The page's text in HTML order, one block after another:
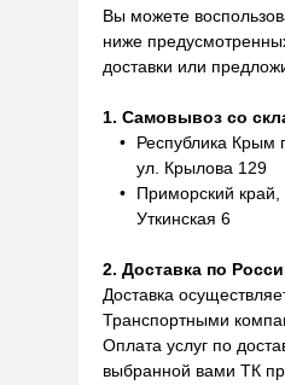
Вы можете
ниже
доставки или
1. Самовывоз со
Республика Крым
ул. Крылова 129
Приморский край,
Уткинская 6
2. Доставка по
Доставка
Транспортными
Оплата услуг по
выбранной вами ТК